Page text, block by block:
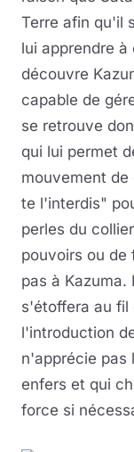
Terre afin qu'il
lui apprendre
découvre
capable de
se retrouve
qui lui permet
mouvement de
te l'interdis"
perles du
pouvoirs ou de
pas à Kazuma.
s'étoffera au fil
l'introduction
n'apprécie pas
enfers et qui
force si